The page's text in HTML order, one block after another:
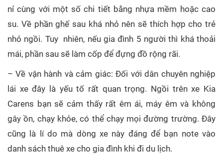
nỉ cùng với một số chi tiết bằng nhựa mềm hoặc cao
su. Về phần ghế sau khá nhỏ nên sẽ thích hợp cho trẻ
nhỏ ngồi. Tuy nhiên, nếu gia đình 5 người thì khá thoải
mái, phần sau sẽ làm cốp để đựng đồ rộng rãi.
– Về vận hành và cảm giác: Đối với dân chuyên nghiệp
lái xe đây là yếu tố rất quan trọng. Ngồi trên xe Kia
Carens bạn sẽ cảm thấy rất êm ái, máy êm và không
gây ồn, chạy khỏe, có thể chạy mọi đường trường. Đây
cũng là lí do mà dòng xe này đáng để bạn note vào
danh sách thuê xe cho gia đình khi đi du lịch.